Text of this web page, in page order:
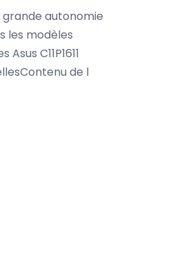
autonomie
les modèles
C11P1611
de l